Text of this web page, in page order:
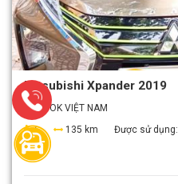
Mitsubishi Xpander 2019
EZBOOK VIỆT NAM
7
135 km Được sử dụng: